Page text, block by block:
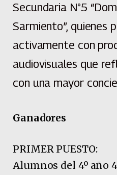
Secundaria N°5
Sarmiento”, quienes
activamente con
audiovisuales que
con una mayor
Ganadores
PRIMER PUESTO:
Alumnos del 4º año